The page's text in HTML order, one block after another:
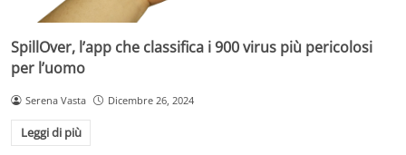
SpillOver, l’app che classifica i 900 virus più pericolosi
per l’uomo
Serena Vasta Dicembre 26, 2024
Leggi di più